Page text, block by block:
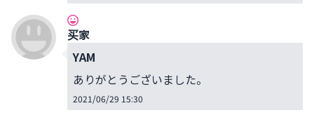
买家
YAM
ありがとうございました。
2021/06/29 15:30